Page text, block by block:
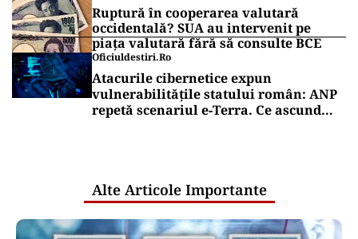
Ruptură în cooperarea valutară
occidentală? SUA au intervenit pe
piața valutară fără să consulte BCE
Oficiuldestiri.ro
Atacurile cibernetice expun
vulnerabilitățile statului român: ANP
repetă scenariul e‑Terra. Ce ascund
Alte Articole Importante